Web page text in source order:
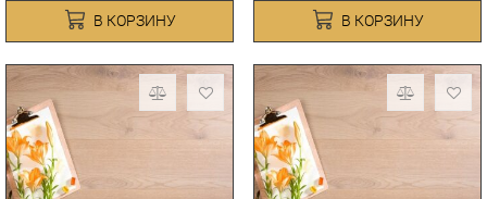
В КОРЗИНУ В КОРЗИНУ